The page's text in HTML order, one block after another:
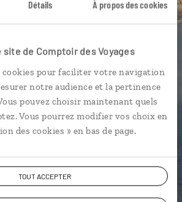
Détails À propos des cookies
de Comptoir des Voyages
cookies pour faciliter votre navigation
notre audience et la pertinence
pouvez choisir maintenant quels
Vous pourrez modifier vos choix en
des cookies » en bas de page.
TOUT ACCEPTER
DÉCOUVRIR LUCIOLE